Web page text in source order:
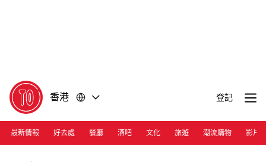
香港 登記
最新情報 好去處 餐廳 酒吧 文化 旅遊 潮流購物 影片
Sónar Hong Kong